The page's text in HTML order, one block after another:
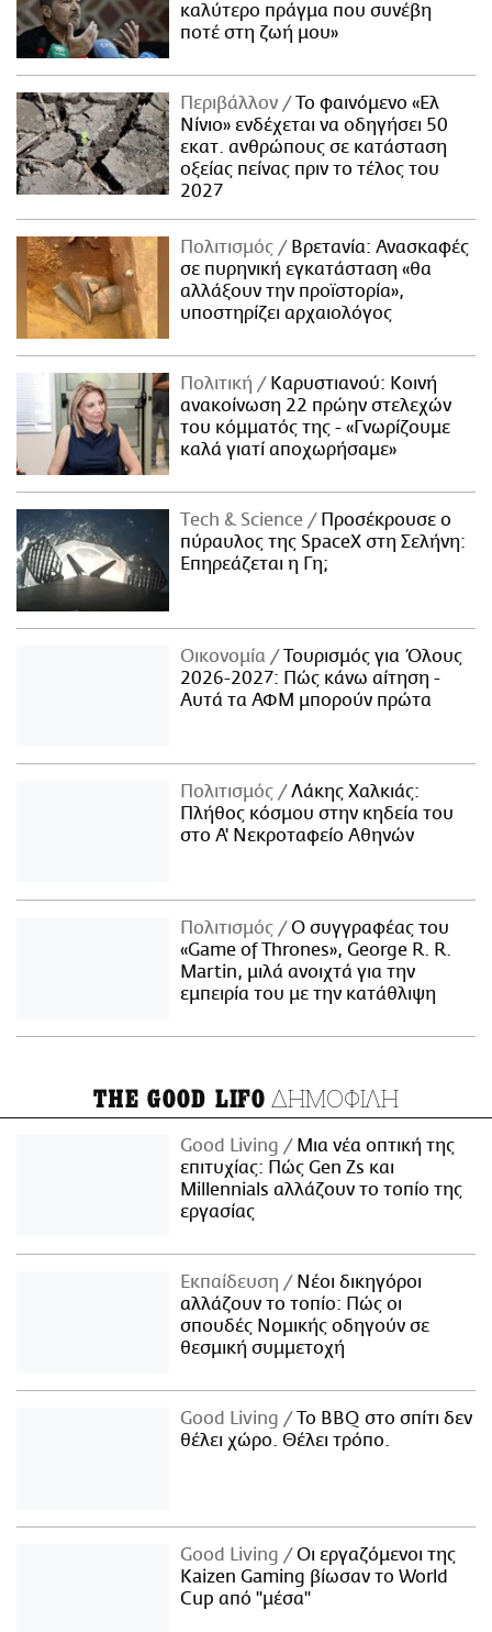
καλύτερο πράγμα που συνέβη
ποτέ στη ζωή μου»
Περιβάλλον
Το φαινόμενο «Ελ
Νίνιο» ενδέχεται να οδηγήσει 50
εκατ. ανθρώπους σε κατάσταση
οξείας πείνας πριν το τέλος του
2027
Πολιτισμός
Βρετανία: Ανασκαφές
σε πυρηνική εγκατάσταση «θα
αλλάξουν την προϊστορία»,
υποστηρίζει αρχαιολόγος
Πολιτική
Καρυστιανού: Κοινή
ανακοίνωση 22 πρώην στελεχών
του κόμματός της - «Γνωρίζουμε
καλά γιατί αποχωρήσαμε»
Τech & Science
Προσέκρουσε ο
πύραυλος της SpaceX στη Σελήνη:
Επηρεάζεται η Γη;
Οικονομία
Τουρισμός για Όλους
2026-2027: Πώς κάνω αίτηση -
Αυτά τα ΑΦΜ μπορούν πρώτα
Πολιτισμός
Λάκης Χαλκιάς:
Πλήθος κόσμου στην κηδεία του
στο Α' Νεκροταφείο Αθηνών
Πολιτισμός
Ο συγγραφέας του
«Game of Thrones», George R. R.
Martin, μιλά ανοιχτά για την
εμπειρία του με την κατάθλιψη
THE GOOD LIFO ΔΗΜΟΦΙΛΗ
Good Living
Μια νέα οπτική της
επιτυχίας: Πώς Gen Zs και
Millennials αλλάζουν το τοπίο της
εργασίας
Εκπαίδευση
Νέοι δικηγόροι
αλλάζουν το τοπίο: Πώς οι
σπουδές Νομικής οδηγούν σε
θεσμική συμμετοχή
Good Living
Το BBQ στο σπίτι δεν
θέλει χώρο. Θέλει τρόπο.
Good Living
Οι εργαζόμενοι της
Kaizen Gaming βίωσαν το World
Cup από "μέσα"